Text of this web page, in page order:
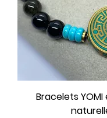
Bracelets